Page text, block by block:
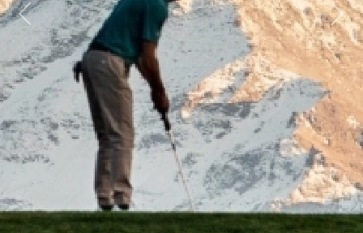
Previous Next